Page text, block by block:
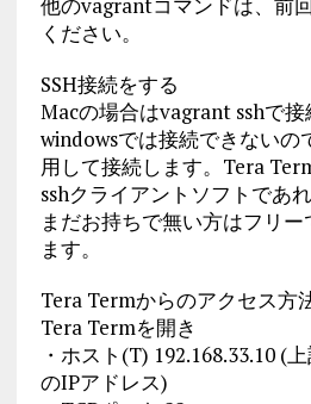
ください。
SSH接続をする
Macの場合はvagrant sshで
windowsでは接続できないの
用して接続します。Tera
sshクライアントソフトであ
まだお持ちで無い方はフリ
ます。
Tera Termからのアクセス方
Tera Termを開き
・ホスト(T) 192.168.33.10 (
のIPアドレス)